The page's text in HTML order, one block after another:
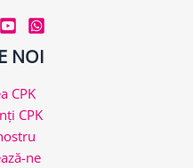
NOI
CPK
CPK
ne